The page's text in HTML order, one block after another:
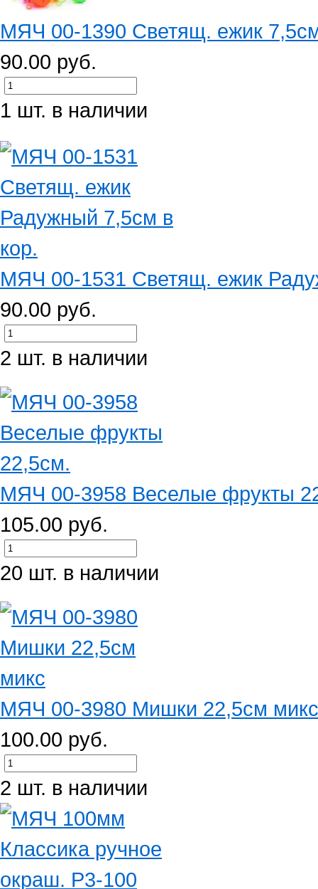
МЯЧ 00-1390 Светящ. ежик
90.00 руб.
1 шт. в наличии
МЯЧ 00-1531 Светящ. ежик
90.00 руб.
2 шт. в наличии
МЯЧ 00-3958 Веселые фрукты
105.00 руб.
20 шт. в наличии
МЯЧ 00-3980 Мишки 22,5см микс
100.00 руб.
2 шт. в наличии